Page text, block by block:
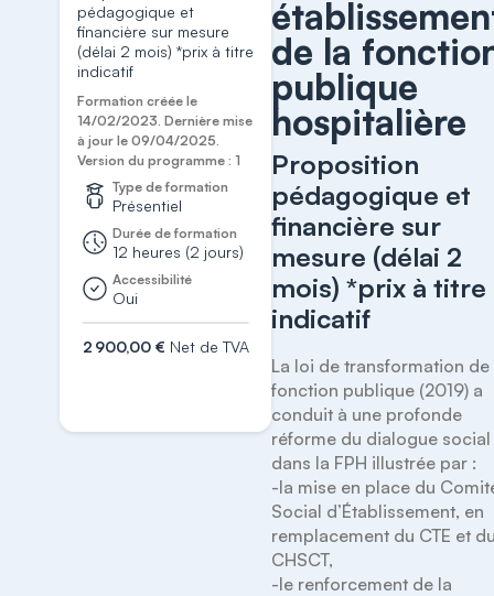
de la fonction
publique
hospitalière
pédagogique et
financière sur mesure
(délai 2 mois) *prix à titre
indicatif
Formation créée le
14/02/2023. Dernière mise
à jour le 09/04/2025.
Version du programme : 1
Type de formation
Présentiel
Durée de formation
12 heures (2 jours)
Accessibilité
Oui
2 900,00 € Net de TVA
de la
publique
hospitalière
Proposition
pédagogique et
financière sur
mesure (délai 2
mois) *prix à titre
indicatif
La loi de transformation de
fonction publique (2019) a
conduit à une profonde
réforme du dialogue social
dans la FPH illustrée par :
-la mise en place du
Social d’Établissement, en
remplacement du CTE et
CHSCT,
-le renforcement de la